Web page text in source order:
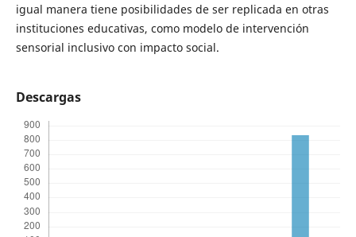
igual manera tiene posibilidades de ser replicada en otras
instituciones educativas, como modelo de intervención
sensorial inclusivo con impacto social.
Descargas